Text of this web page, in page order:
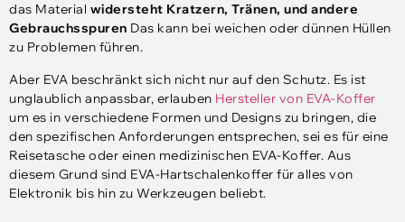
das Material widersteht Kratzern, Tränen, und andere
Gebrauchsspuren Das kann bei weichen oder dünnen Hüllen
zu Problemen führen.
Aber EVA beschränkt sich nicht nur auf den Schutz. Es ist
unglaublich anpassbar, erlauben Hersteller von EVA-Koffer
um es in verschiedene Formen und Designs zu bringen, die
den spezifischen Anforderungen entsprechen, sei es für eine
Reisetasche oder einen medizinischen EVA-Koffer. Aus
diesem Grund sind EVA-Hartschalenkoffer für alles von
Elektronik bis hin zu Werkzeugen beliebt.